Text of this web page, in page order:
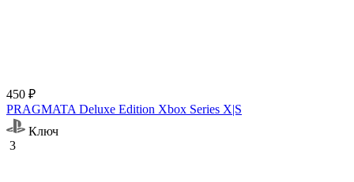
450 ₽
PRAGMATA Deluxe Edition Xbox Series X|S
Ключ
3